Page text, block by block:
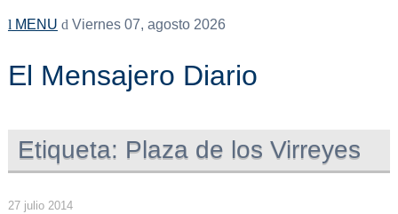
MENU Viernes 07, agosto 2026
El Mensajero Diario
Etiqueta: Plaza de los Virreyes
27 julio 2014